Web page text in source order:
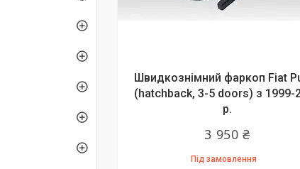
Швидкознімний фаркоп Fiat
(hatchback, 3-5 doors) з 1999-
р.
3 950 ₴
Під замовлення